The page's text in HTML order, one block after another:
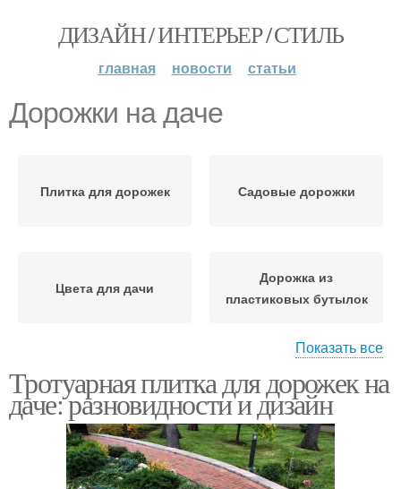
ДИЗАЙН / ИНТЕРЬЕР / СТИЛЬ
главная новости статьи
Дорожки на даче
Плитка для дорожек Садовые дорожки
Цвета для дачи
Дорожка из
пластиковых бутылок
пластиковых бутылок
Садовая дорожка
Дорожка из камня Камень для дорожек
Показать все
Тротуарная плитка для дорожек на
даче: разновидности и дизайн